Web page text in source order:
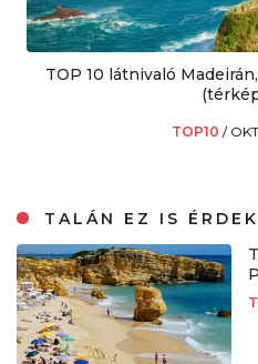
TOP 10 látnivaló
TOP10 /
TALÁN EZ IS